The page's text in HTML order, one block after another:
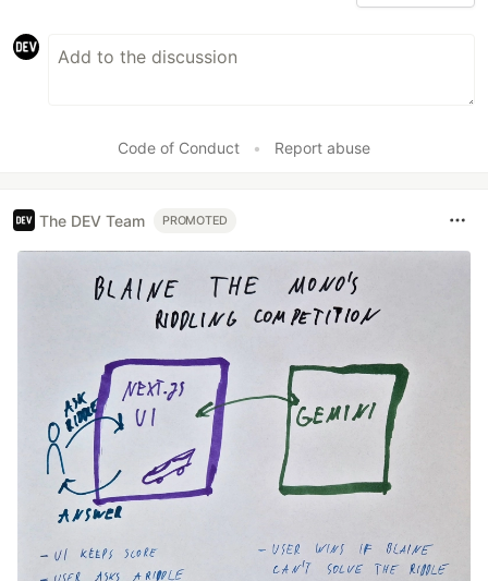
Code of Conduct • Report abuse
The DEV Team PROMOTED